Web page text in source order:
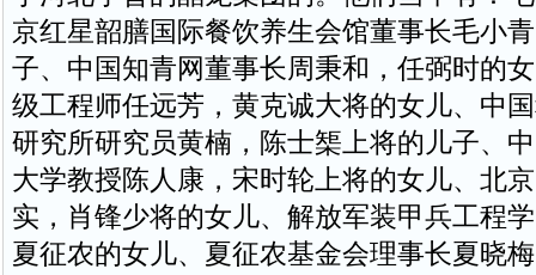
京红星韶膳国际餐饮养生会馆董事长毛小
子、中国知青网董事长周秉和，任弼时的
级工程师任远芳，黄克诚大将的女儿、中
研究所研究员黄楠，陈士榘上将的儿子、
大学教授陈人康，宋时轮上将的女儿、北
实，肖锋少将的女儿、解放军装甲兵工程
夏征农的女儿、夏征农基金会理事长夏晓